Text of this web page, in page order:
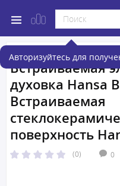
Авторизуйтесь для
Встраиваемая
духовка Hansa
Встраиваемая
поверхность
(0) 0